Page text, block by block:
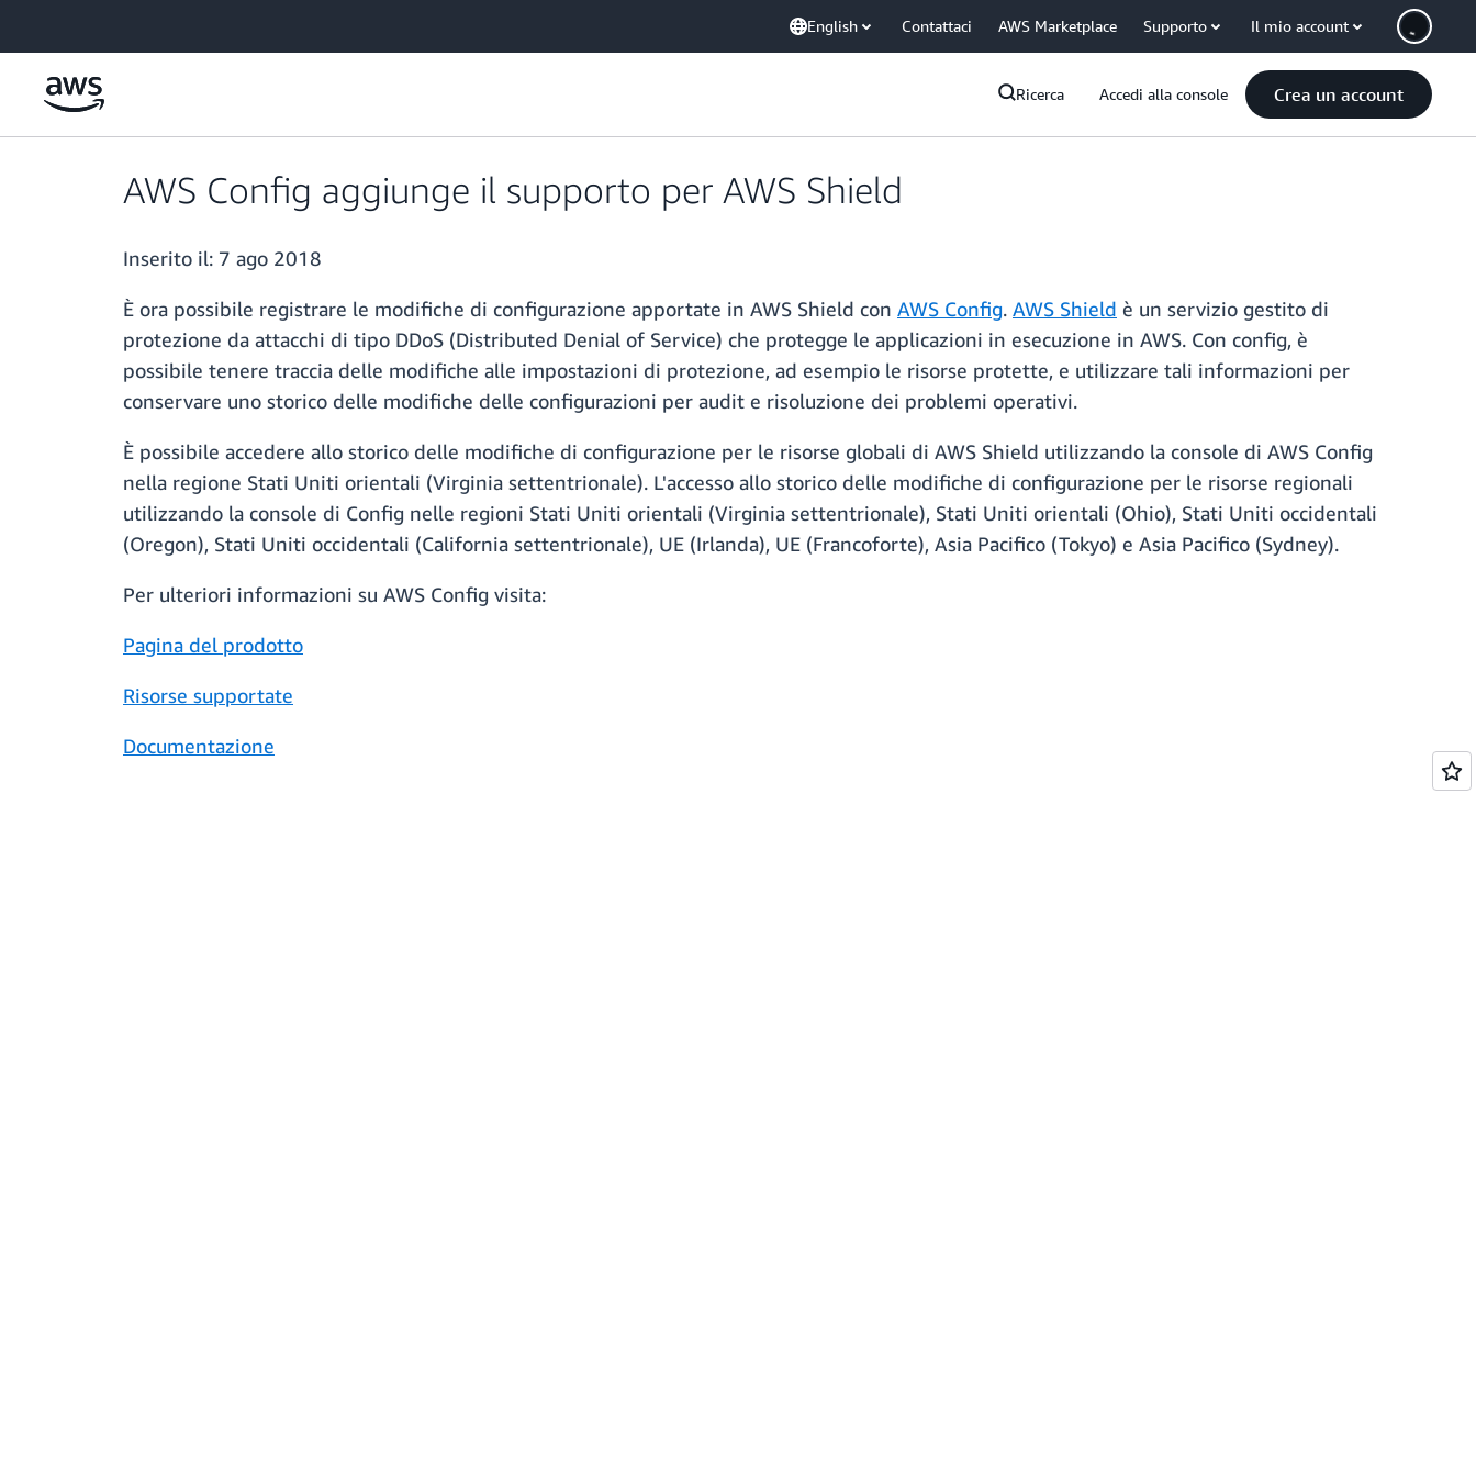
English Contattaci AWS Marketplace Supporto Il mio account
Ricerca Accedi alla console Crea un account
AWS Config aggiunge il supporto per AWS Shield
Inserito il: 7 ago 2018
È ora possibile registrare le modifiche di configurazione apportate in AWS Shield con AWS Config. AWS Shield è un servizio gestito di
protezione da attacchi di tipo DDoS (Distributed Denial of Service) che protegge le applicazioni in esecuzione in AWS. Con config, è
possibile tenere traccia delle modifiche alle impostazioni di protezione, ad esempio le risorse protette, e utilizzare tali informazioni per
conservare uno storico delle modifiche delle configurazioni per audit e risoluzione dei problemi operativi.
È possibile accedere allo storico delle modifiche di configurazione per le risorse globali di AWS Shield utilizzando la console di AWS Config
nella regione Stati Uniti orientali (Virginia settentrionale). L'accesso allo storico delle modifiche di configurazione per le risorse regionali
utilizzando la console di Config nelle regioni Stati Uniti orientali (Virginia settentrionale), Stati Uniti orientali (Ohio), Stati Uniti occidentali
(Oregon), Stati Uniti occidentali (California settentrionale), UE (Irlanda), UE (Francoforte), Asia Pacifico (Tokyo) e Asia Pacifico (Sydney).
Per ulteriori informazioni su AWS Config visita:
Pagina del prodotto
Risorse supportate
Documentazione